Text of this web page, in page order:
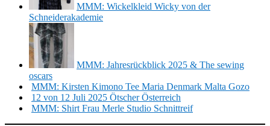
MMM: Wickelkleid Wicky von der
Schneiderakademie
MMM: Jahresrückblick 2025 & The sewing
oscars
MMM: Kirsten Kimono Tee Maria Denmark Malta Gozo
12 von 12 Juli 2025 Ötscher Österreich
MMM: Shirt Frau Merle Studio Schnittreif